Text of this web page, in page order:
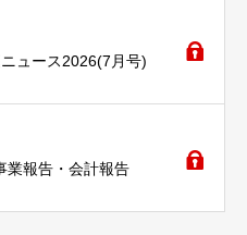
ュース2026(7月号)
業報告・会計報告